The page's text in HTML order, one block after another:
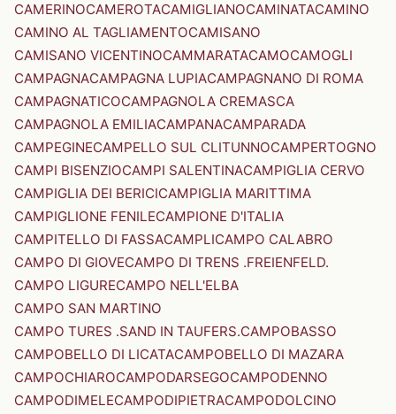
CAMERINOCAMEROTACAMIGLIANOCAMINATACAMINO
CAMINO AL TAGLIAMENTOCAMISANO
CAMISANO VICENTINOCAMMARATACAMOCAMOGLI
CAMPAGNACAMPAGNA LUPIACAMPAGNANO DI ROMA
CAMPAGNATICOCAMPAGNOLA CREMASCA
CAMPAGNOLA EMILIACAMPANACAMPARADA
CAMPEGINECAMPELLO SUL CLITUNNOCAMPERTOGNO
CAMPI BISENZIOCAMPI SALENTINACAMPIGLIA CERVO
CAMPIGLIA DEI BERICICAMPIGLIA MARITTIMA
CAMPIGLIONE FENILECAMPIONE D'ITALIA
CAMPITELLO DI FASSACAMPLICAMPO CALABRO
CAMPO DI GIOVECAMPO DI TRENS .FREIENFELD.
CAMPO LIGURECAMPO NELL'ELBA
CAMPO SAN MARTINO
CAMPO TURES .SAND IN TAUFERS.CAMPOBASSO
CAMPOBELLO DI LICATACAMPOBELLO DI MAZARA
CAMPOCHIAROCAMPODARSEGOCAMPODENNO
CAMPODIMELECAMPODIPIETRACAMPODOLCINO